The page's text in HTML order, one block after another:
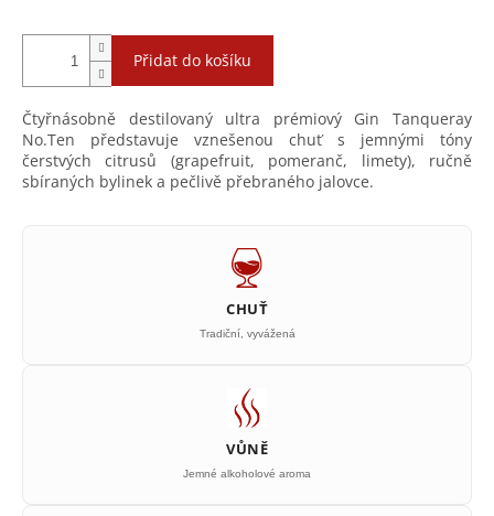
Přidat do košíku
Čtyřnásobně destilovaný ultra prémiový Gin Tanqueray
No.Ten představuje vznešenou chuť s jemnými tóny
čerstvých citrusů (grapefruit, pomeranč, limety), ručně
sbíraných bylinek a pečlivě přebraného jalovce.
CHUŤ
Tradiční, vyvážená
VŮNĚ
Jemné alkoholové aroma